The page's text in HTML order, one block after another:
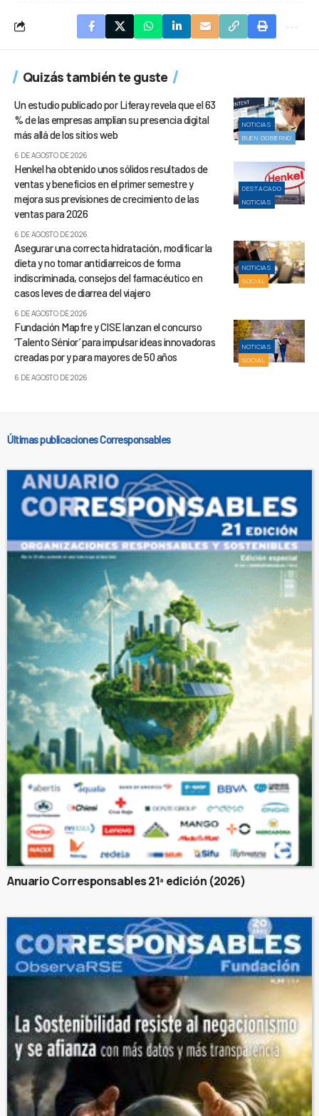
Quizás también te guste
NOTICIAS
BUEN GOBIERNO
Un estudio publicado por Liferay revela que el 63
% de las empresas amplían su presencia digital
más allá de los sitios web
6 DE AGOSTO DE 2026
DESTACADO
NOTICIAS
Henkel ha obtenido unos sólidos resultados de
ventas y beneficios en el primer semestre y
mejora sus previsiones de crecimiento de las
ventas para 2026
6 DE AGOSTO DE 2026
NOTICIAS
SOCIAL
Asegurar una correcta hidratación, modificar la
dieta y no tomar antidiarreicos de forma
indiscriminada, consejos del farmacéutico en
casos leves de diarrea del viajero
6 DE AGOSTO DE 2026
NOTICIAS
SOCIAL
Fundación Mapfre y CISE lanzan el concurso
‘Talento Sénior’ para impulsar ideas innovadoras
creadas por y para mayores de 50 años
6 DE AGOSTO DE 2026
Últimas publicaciones Corresponsables
Anuario Corresponsables 21ª edición (2026)